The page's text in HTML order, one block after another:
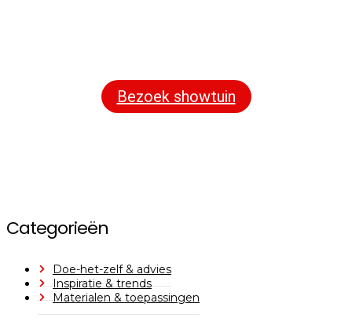
Bezoek showtuin
Categorieën
Doe-het-zelf & advies
Inspiratie & trends
Materialen & toepassingen